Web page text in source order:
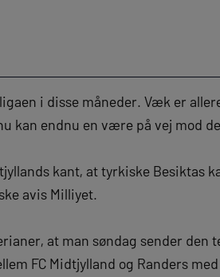
i disse måneder. Væk er
kan endnu en være på vej mod
kant, at tyrkiske Besiktas
avis Milliyet.
at man søndag sender den
FC Midtjylland og Randers